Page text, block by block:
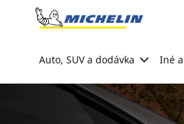
Go to page content
Auto, SUV a dodávka Iné